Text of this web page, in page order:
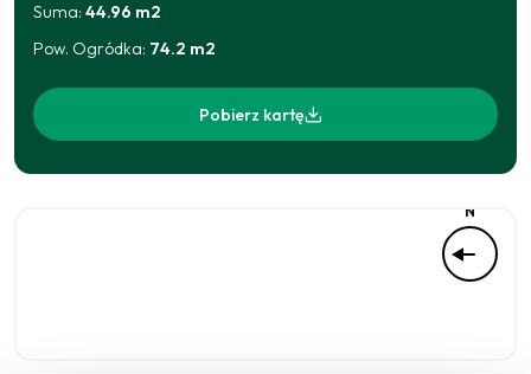
Suma:44.96 m2
Pow. Ogródka: 74.2 m2
Pobierz kartę
N